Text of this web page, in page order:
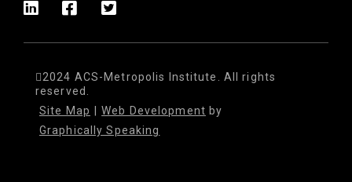
2024 ACS-Metropolis Institute. All rights
reserved.
Site Map
Web Development by
Graphically Speaking